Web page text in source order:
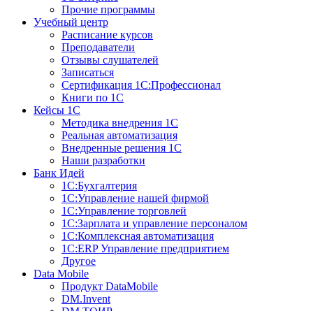
Прочие программы
Учебный центр
Расписание курсов
Преподаватели
Отзывы слушателей
Записаться
Сертификация 1С:Профессионал
Книги по 1С
Кейсы 1С
Методика внедрения 1С
Реальная автоматизация
Внедренные решения 1С
Наши разработки
Банк Идей
1С:Бухгалтерия
1С:Управление нашей фирмой
1С:Управление торговлей
1С:Зарплата и управление персоналом
1С:Комплексная автоматизация
1С:ERP Управление предприятием
Другое
Data Mobile
Продукт DataMobile
DM.Invent